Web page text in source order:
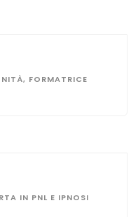
FORMATRICE
IN PNL E IPNOSI